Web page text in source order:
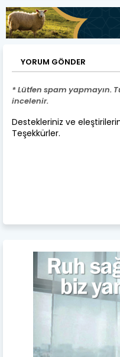
YORUM GÖNDER
* Lütfen spam yapmayın.
incelenir.
Destekleriniz ve
Teşekkürler.